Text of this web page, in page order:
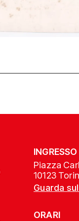
INGRESSO
Piazza
10123
Guarda
ORARI